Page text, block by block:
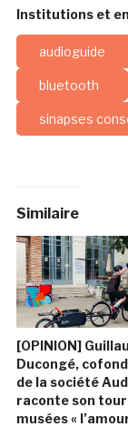
Institutions et
audioguide
bluetooth
sinapses
Similaire
[OPINION]
Ducongé,
de la société
raconte son
musées «